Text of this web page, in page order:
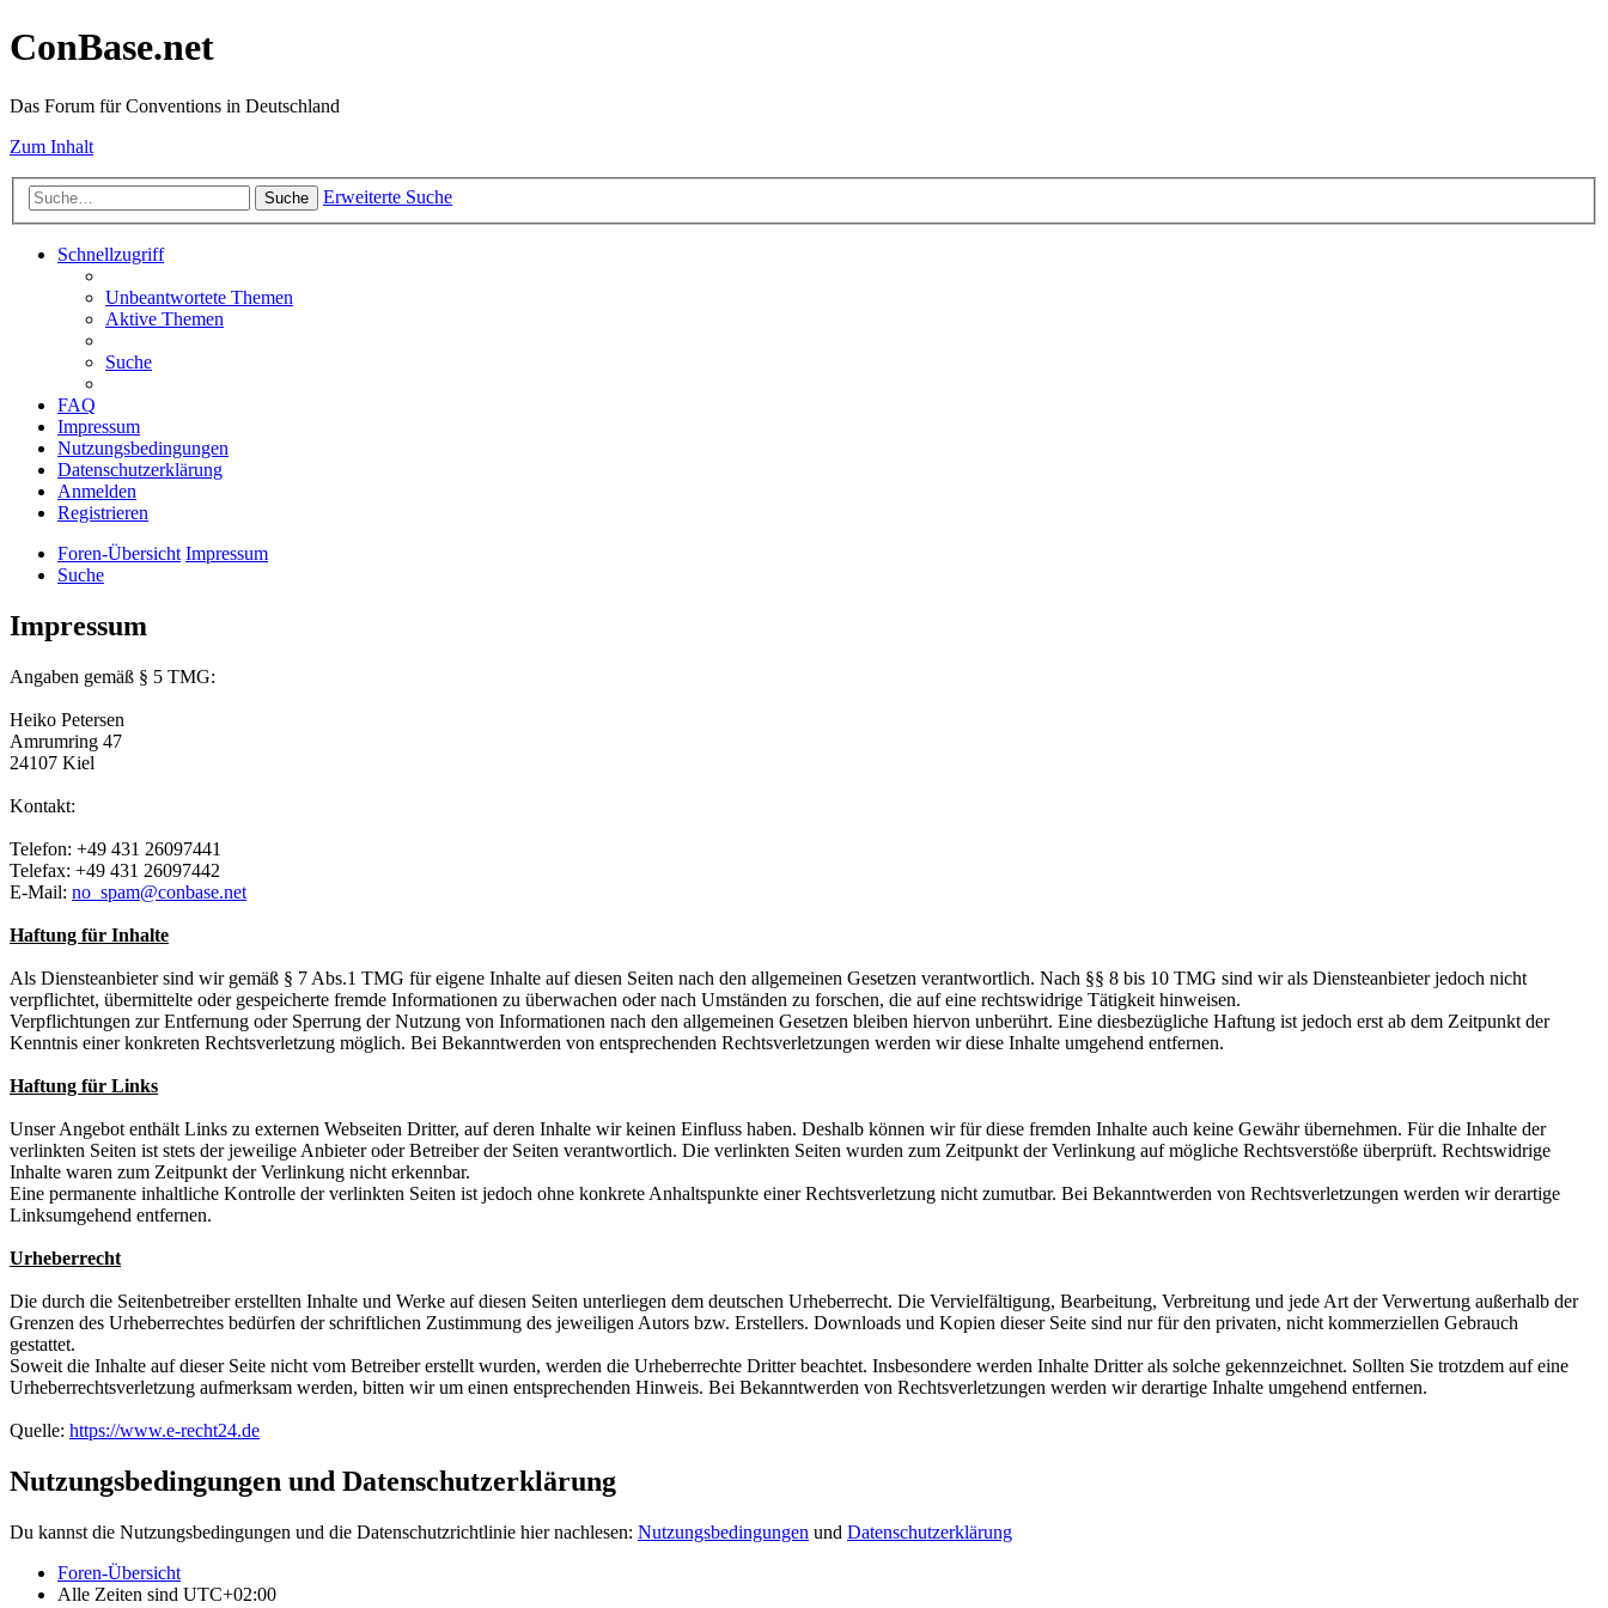
ConBase.net
Das Forum für Conventions in Deutschland
Zum Inhalt
Suche Erweiterte Suche
Schnellzugriff
Unbeantwortete Themen
Aktive Themen
Suche
FAQ
Impressum
Nutzungsbedingungen
Datenschutzerklärung
Anmelden
Registrieren
Foren-Übersicht Impressum
Suche
Impressum
Angaben gemäß § 5 TMG:
Heiko Petersen
Amrumring 47
24107 Kiel
Kontakt:
Telefon: +49 431 26097441
Telefax: +49 431 26097442
E-Mail: no_spam@conbase.net
Haftung für Inhalte
Als Diensteanbieter sind wir gemäß § 7 Abs.1 TMG für eigene Inhalte auf diesen Seiten nach den allgemeinen Gesetzen verantwortlich. Nach §§ 8 bis 10 TMG sind wir als Diensteanbieter jedoch nicht
verpflichtet, übermittelte oder gespeicherte fremde Informationen zu überwachen oder nach Umständen zu forschen, die auf eine rechtswidrige Tätigkeit hinweisen.
Verpflichtungen zur Entfernung oder Sperrung der Nutzung von Informationen nach den allgemeinen Gesetzen bleiben hiervon unberührt. Eine diesbezügliche Haftung ist jedoch erst ab dem Zeitpunkt der
Kenntnis einer konkreten Rechtsverletzung möglich. Bei Bekanntwerden von entsprechenden Rechtsverletzungen werden wir diese Inhalte umgehend entfernen.
Haftung für Links
Unser Angebot enthält Links zu externen Webseiten Dritter, auf deren Inhalte wir keinen Einfluss haben. Deshalb können wir für diese fremden Inhalte auch keine Gewähr übernehmen. Für die Inhalte der
verlinkten Seiten ist stets der jeweilige Anbieter oder Betreiber der Seiten verantwortlich. Die verlinkten Seiten wurden zum Zeitpunkt der Verlinkung auf mögliche Rechtsverstöße überprüft. Rechtswidrige
Inhalte waren zum Zeitpunkt der Verlinkung nicht erkennbar.
Eine permanente inhaltliche Kontrolle der verlinkten Seiten ist jedoch ohne konkrete Anhaltspunkte einer Rechtsverletzung nicht zumutbar. Bei Bekanntwerden von Rechtsverletzungen werden wir derartige
Linksumgehend entfernen.
Urheberrecht
Die durch die Seitenbetreiber erstellten Inhalte und Werke auf diesen Seiten unterliegen dem deutschen Urheberrecht. Die Vervielfältigung, Bearbeitung, Verbreitung und jede Art der Verwertung außerhalb der
Grenzen des Urheberrechtes bedürfen der schriftlichen Zustimmung des jeweiligen Autors bzw. Erstellers. Downloads und Kopien dieser Seite sind nur für den privaten, nicht kommerziellen Gebrauch
gestattet.
Soweit die Inhalte auf dieser Seite nicht vom Betreiber erstellt wurden, werden die Urheberrechte Dritter beachtet. Insbesondere werden Inhalte Dritter als solche gekennzeichnet. Sollten Sie trotzdem auf eine
Urheberrechtsverletzung aufmerksam werden, bitten wir um einen entsprechenden Hinweis. Bei Bekanntwerden von Rechtsverletzungen werden wir derartige Inhalte umgehend entfernen.
Quelle: https://www.e-recht24.de
Nutzungsbedingungen und Datenschutzerklärung
Du kannst die Nutzungsbedingungen und die Datenschutzrichtlinie hier nachlesen: Nutzungsbedingungen und Datenschutzerklärung
Foren-Übersicht
Alle Zeiten sind UTC+02:00